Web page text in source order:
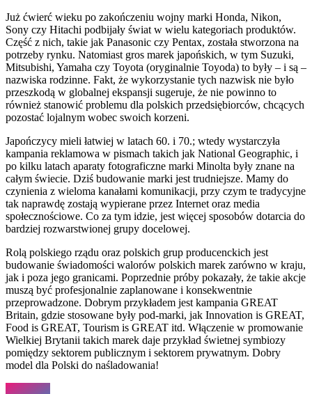
Już ćwierć wieku po zakończeniu wojny marki Honda, Nikon,
Sony czy Hitachi podbijały świat w wielu kategoriach produktów.
Część z nich, takie jak Panasonic czy Pentax, została stworzona na
potrzeby rynku. Natomiast gros marek japońskich, w tym Suzuki,
Mitsubishi, Yamaha czy Toyota (oryginalnie Toyoda) to były – i są –
nazwiska rodzinne. Fakt, że wykorzystanie tych nazwisk nie było
przeszkodą w globalnej ekspansji sugeruje, że nie powinno to
również stanowić problemu dla polskich przedsiębiorców, chcących
pozostać lojalnym wobec swoich korzeni.
Japończycy mieli łatwiej w latach 60. i 70.; wtedy wystarczyła
kampania reklamowa w pismach takich jak National Geographic, i
po kilku latach aparaty fotograficzne marki Minolta były znane na
całym świecie. Dziś budowanie marki jest trudniejsze. Mamy do
czynienia z wieloma kanałami komunikacji, przy czym te tradycyjne
tak naprawdę zostają wypierane przez Internet oraz media
społecznościowe. Co za tym idzie, jest więcej sposobów dotarcia do
bardziej rozwarstwionej grupy docelowej.
Rolą polskiego rządu oraz polskich grup producenckich jest
budowanie świadomości walorów polskich marek zarówno w kraju,
jak i poza jego granicami. Poprzednie próby pokazały, że takie akcje
muszą być profesjonalnie zaplanowane i konsekwentnie
przeprowadzone. Dobrym przykładem jest kampania GREAT
Britain, gdzie stosowane były pod-marki, jak Innovation is GREAT,
Food is GREAT, Tourism is GREAT itd. Włączenie w promowanie
Wielkiej Brytanii takich marek daje przykład świetnej symbiozy
pomiędzy sektorem publicznym i sektorem prywatnym. Dobry
model dla Polski do naśladowania!